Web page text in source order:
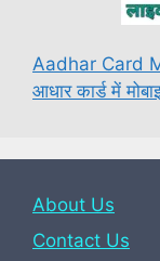
Aadhar Card
आधार कार्ड में
About Us
Contact Us